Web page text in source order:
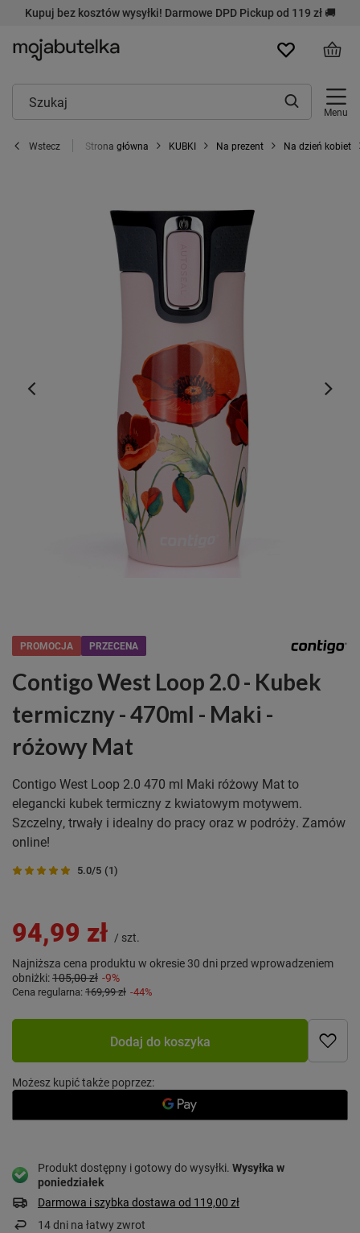
Kupuj bez kosztów wysyłki! Darmowe DPD Pickup od 119 zł 🚚
Menu
Wstecz Strona główna KUBKI Na prezent Na dzień kobiet
PROMOCJA PRZECENA
Contigo West Loop 2.0 - Kubek
termiczny - 470ml - Maki -
różowy Mat
Contigo West Loop 2.0 470 ml Maki różowy Mat to
elegancki kubek termiczny z kwiatowym motywem.
Szczelny, trwały i idealny do pracy oraz w podróży. Zamów
online!
5.0/5 (1)
94,99 zł / szt.
Najniższa cena produktu w okresie 30 dni przed wprowadzeniem
obniżki:105,00 zł -9%
Cena regularna: 169,99 zł -44%
Dodaj do koszyka
Możesz kupić także poprzez:
Produkt dostępny i gotowy do wysyłki Wysyłka w
poniedziałek
Darmowa i szybka dostawa od 119,00 zł
14dni na łatwy zwrot